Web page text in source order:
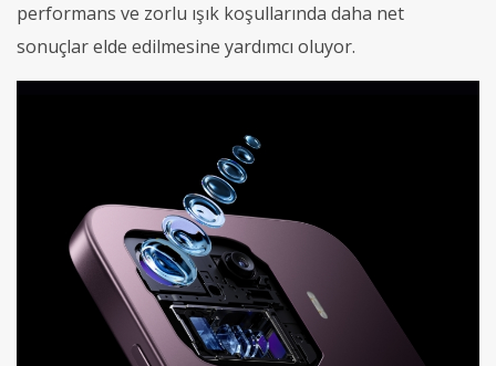
performans ve zorlu ışık koşullarında daha net
sonuçlar elde edilmesine yardımcı oluyor.